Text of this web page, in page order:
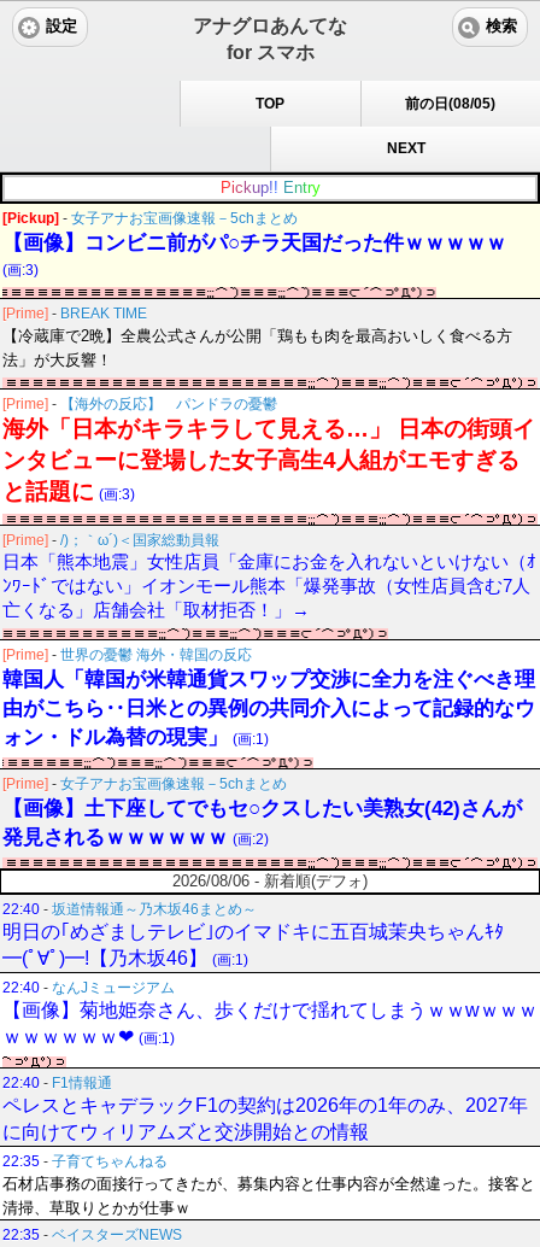
アナグロあんてな
for スマホ
設定 検索
TOP 前の日(08/05)
NEXT
Pic kup!! Entry
[Pickup] - 女子アナお宝画像速報－5chまとめ
【画像】コンビニ前がパ○チラ天国だった件ｗｗｗｗｗ
(画:3)
[Prime] - BREAK TIME
【冷蔵庫で2晩】全農公式さんが公開「鶏もも肉を最高おいしく食べる方
法」が大反響！
[Prime] - 【海外の反応】 パンドラの憂鬱
海外「日本がキラキラして見える…」 日本の街頭イ
ンタビューに登場した女子高生4人組がエモすぎる
と話題に (画:3)
[Prime] - /)；｀ω´)＜国家総動員報
日本「熊本地震」女性店員「金庫にお金を入れないといけない（ｵ
ﾝﾜｰﾄﾞではない」イオンモール熊本「爆発事故（女性店員含む7人
亡くなる」店舗会社「取材拒否！」→
[Prime] - 世界の憂鬱 海外・韓国の反応
韓国人「韓国が米韓通貨スワップ交渉に全力を注ぐべき理
由がこちら‥日米との異例の共同介入によって記録的なウ
ォン・ドル為替の現実」
(画:1)
[Prime] - 女子アナお宝画像速報－5chまとめ
【画像】土下座してでもセ○クスしたい美熟女(42)さんが
発見されるｗｗｗｗｗｗ (画:2)
2026/08/06 - 新着順(デフォ)
22:40 - 坂道情報通～乃木坂46まとめ～
明日の｢めざましテレビ｣のイマドキに五百城茉央ちゃんｷﾀ
━(ﾟ∀ﾟ)━!【乃木坂46】
(画:1)
22:40 - なんJミュージアム
【画像】菊地姫奈さん、歩くだけで揺れてしまうｗｗwｗｗｗ
ｗｗｗｗｗｗ❤ (画:1)
22:40 - F1情報通
ペレスとキャデラックF1の契約は2026年の1年のみ、2027年
に向けてウィリアムズと交渉開始との情報
22:35 - 子育てちゃんねる
石材店事務の面接行ってきたが、募集内容と仕事内容が全然違った。接客と
清掃、草取りとかが仕事ｗ
22:35 - ベイスターズNEWS